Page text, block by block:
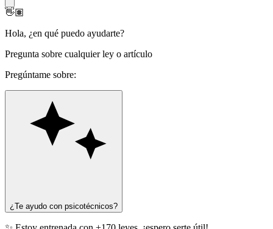
👋🏽
Hola, ¿en qué puedo ayudarte?
Pregunta sobre cualquier ley o artículo
Pregúntame sobre:
¿Te ayudo con psicotécnicos?